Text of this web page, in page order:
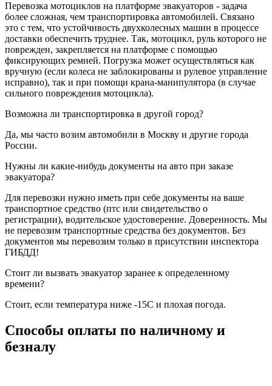
Перевозка мотоциклов на платформе эвакуаторов - задача
более сложная, чем транспортировка автомобилей. Связано
это с тем, что устойчивость двухколесных машин в процессе
доставки обеспечить труднее. Так, мотоцикл, руль которого не
поврежден, закрепляется на платформе с помощью
фиксирующих ремней. Погрузка может осуществляться как
вручную (если колеса не заблокированы и рулевое управление
исправно), так и при помощи крана-манипулятора (в случае
сильного повреждения мотоцикла).
Возможна ли транспортировка в другой город?
Да, мы часто возим автомобили в Москву и другие города
России.
Нужны ли какие-нибудь документы на авто при заказе
эвакуатора?
Для перевозки нужно иметь при себе документы на ваше
транспортное средство (птс или свидетельство о
регистрации), водительское удостоверение. Доверенность. Мы
не перевозим транспортные средства без документов. Без
документов мы перевозим только в присутствии инспектора
ГИБДД!
Стоит ли вызвать эвакуатор заранее к определенному
времени?
Стоит, если температура ниже -15С и плохая погода.
Способы оплаты по наличному и
безналу